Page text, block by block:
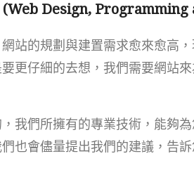
(Web Design, Programming
站的規劃與建置需求愈來愈高
更仔細的去想，我們需要網站
我們所擁有的專業技術，能夠
也會儘量提出我們的建議，告